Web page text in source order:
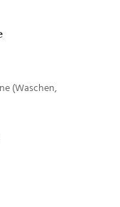
(Waschen,